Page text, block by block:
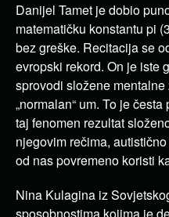
Danijel Tamet je dobio
matematičku konstantu pi
bez greške. Recitacija se
evropski rekord. On je iste
sprovodi složene
„normalan“ um. To je
taj fenomen rezultat
njegovim rečima,
od nas povremeno koristi
Nina Kulagina iz